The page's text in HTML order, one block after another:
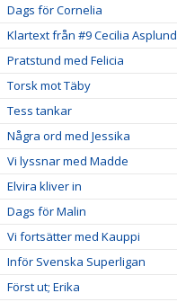
Dags för Cornelia
Klartext från #9 Cecilia Asplund
Pratstund med Felicia
Torsk mot Täby
Tess tankar
Några ord med Jessika
Vi lyssnar med Madde
Elvira kliver in
Dags för Malin
Vi fortsätter med Kauppi
Inför Svenska Superligan
Först ut; Erika